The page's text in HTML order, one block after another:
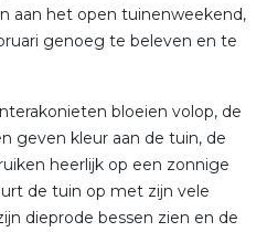
aan het open tuinenweekend,
genoeg te beleven en te
bloeien volop, de
geven kleur aan de tuin, de
heerlijk op een zonnige
de tuin op met zijn vele
dieprode bessen zien en de